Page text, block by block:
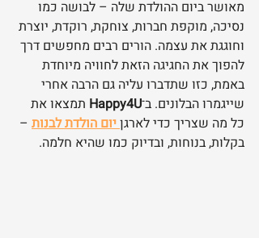
מאושר ביום ההולדת שלה – לבושה כמו
נסיכה, מוקפת חברות, צוחקת, רוקדת, יוצרת
וחוגגת את עצמה. הורים רבים מחפשים דרך
להפוך את החגיגה הזאת לחוויה מיוחדת
באמת, כזו שתדברו עליה גם הרבה אחרי
שייגמרו הבלונים. ב־Happy4U תמצאו את
כל מה שצריך כדי לארגןיום הולדת לבנות –
בקלות, בנוחות, ובדיוק כמו שהיא חלמה.